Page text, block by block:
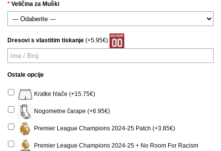
Veličina za Muški
Dresovi s vlastitim tiskanje (+5.95€)
Ostale opcije
Kratke hlače (+15.75€)
Nogometne čarape (+6.95€)
Premier League Champions 2024-25 Patch (+3.85€)
Premier League Champions 2024-25 + No Room For Racism